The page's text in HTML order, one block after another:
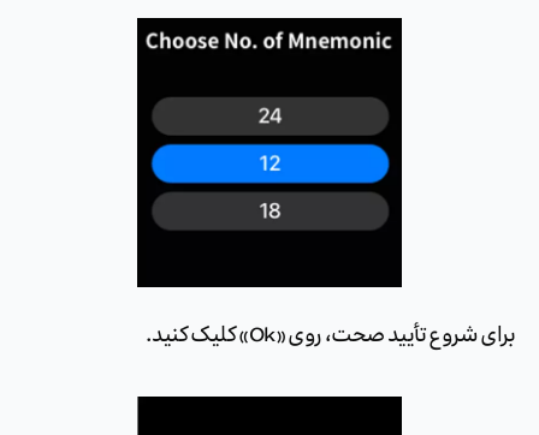
برای شروع تأیید صحت، روی «Ok» کلیک کنید.